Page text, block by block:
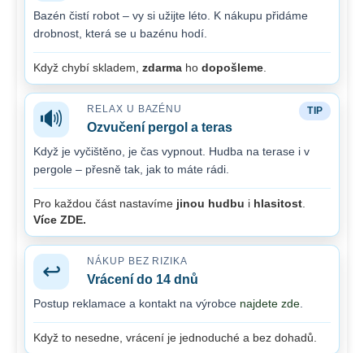
Bazén čistí robot – vy si užijte léto. K nákupu přidáme
drobnost, která se u bazénu hodí.
Když chybí skladem, zdarma ho dopošleme.
TIP
🔊 RELAX U BAZÉNU
Ozvučení pergol a teras
Když je vyčištěno, je čas vypnout. Hudba na terase i v
pergole – přesně tak, jak to máte rádi.
Pro každou část nastavíme jinou hudbu i hlasitost.
Více ZDE.
↩️ NÁKUP BEZ RIZIKA
Vrácení do 14 dnů
Postup reklamace a kontakt na výrobce najdete zde.
Když to nesedne, vrácení je jednoduché a bez dohadů.